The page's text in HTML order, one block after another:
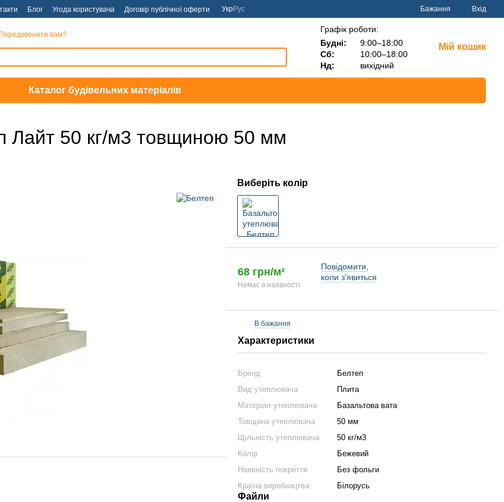
Блог Угода користувача Договір публічної оферти УкрРус Бажання Вхід
Передзвонити вам?
Графік роботи:
Будні:
9:00–18:00
Сб:
10:00–18:00
Нд:
вихідний
Мій кошик
Каталог будівельних матеріалів
Лайт 50 кг/м3 товщиною 50 мм
Виберіть колір
68 грн/м²
Немає в наявності
Повідомити,
коли з'явиться
В бажання
Характеристики
Бренд
Белтеп
Вид утеплювача
Плита
Матеріал утеплювача
Базальтова вата
Товщина утеплювача
50 мм
Щільність утеплювача
50 кг/м3
Колір
Бежевий
Наявність покриття
Без фольги
Країна виробництва
Білорусь
Файли